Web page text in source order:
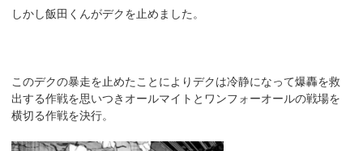
しかし飯田くんがデクを止めました。
このデクの暴走を止めたことによりデクは冷静になって爆轟を救
出する作戦を思いつきオールマイトとワンフォーオールの戦場を
横切る作戦を決行。